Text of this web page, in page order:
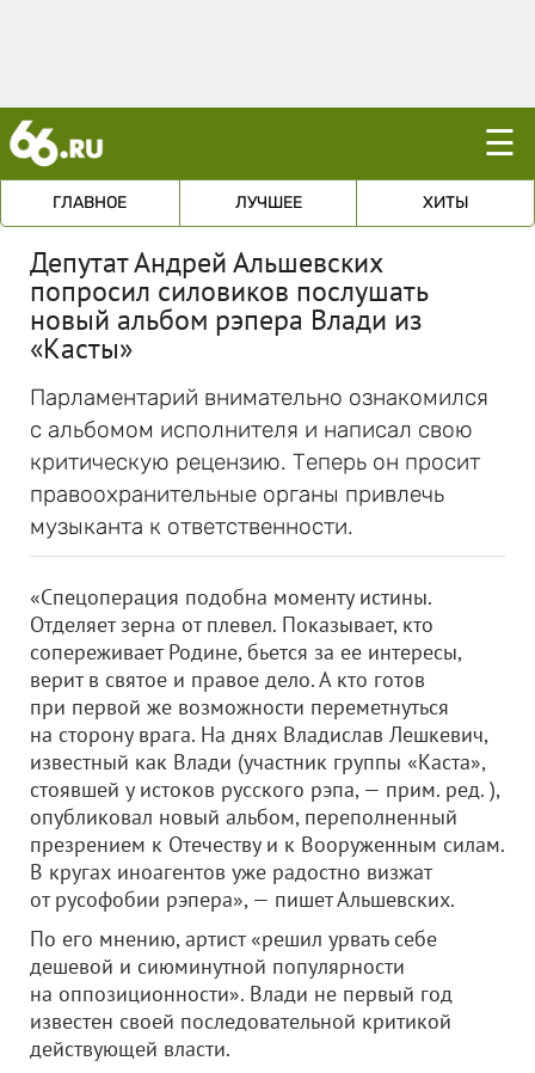
☰
ГЛАВНОЕ ЛУЧШЕЕ ХИТЫ
Депутат Андрей Альшевских
попросил силовиков послушать
новый альбом рэпера Влади из
«Касты»
Парламентарий внимательно ознакомился
с альбомом исполнителя и написал свою
критическую рецензию. Теперь он просит
правоохранительные органы привлечь
музыканта к ответственности.
«Спецоперация подобна моменту истины.
Отделяет зерна от плевел. Показывает, кто
сопереживает Родине, бьется за ее интересы,
верит в святое и правое дело. А кто готов
при первой же возможности переметнуться
на сторону врага. На днях Владислав Лешкевич,
известный как Влади (участник группы «Каста»,
стоявшей у истоков русского рэпа, — прим. ред. ),
опубликовал новый альбом, переполненный
презрением к Отечеству и к Вооруженным силам.
В кругах иноагентов уже радостно визжат
от русофобии рэпера», — пишет Альшевских.
По его мнению, артист «решил урвать себе
дешевой и сиюминутной популярности
на оппозиционности». Влади не первый год
известен своей последовательной критикой
действующей власти.